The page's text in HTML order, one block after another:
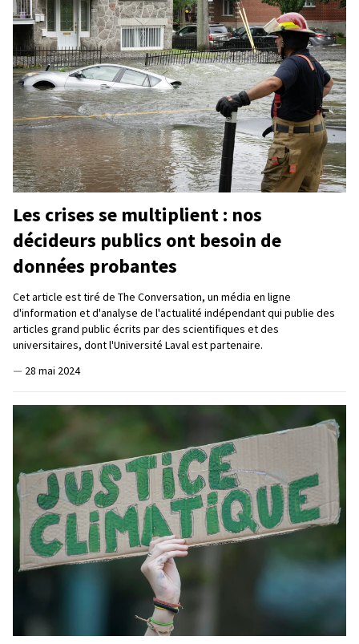
Les crises se multiplient : nos
décideurs publics ont besoin de
données probantes
Cet article est tiré de The Conversation, un média en ligne
d'information et d'analyse de l'actualité indépendant qui publie des
articles grand public écrits par des scientifiques et des
universitaires, dont l'Université Laval est partenaire.
— 28 mai 2024